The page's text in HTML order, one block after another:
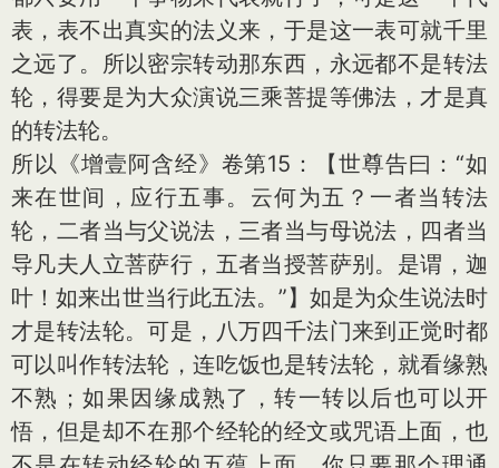
表，表不出真实的法义来，于是这一表可就千里
之远了。所以密宗转动那东西，永远都不是转法
轮，得要是为大众演说三乘菩提等佛法，才是真
的转法轮。
所以《增壹阿含经》卷第15：【世尊告曰：“如
来在世间，应行五事。云何为五？一者当转法
轮，二者当与父说法，三者当与母说法，四者当
导凡夫人立菩萨行，五者当授菩萨别。是谓，迦
叶！如来出世当行此五法。”】如是为众生说法时
才是转法轮。可是，八万四千法门来到正觉时都
可以叫作转法轮，连吃饭也是转法轮，就看缘熟
不熟；如果因缘成熟了，转一转以后也可以开
悟，但是却不在那个经轮的经文或咒语上面，也